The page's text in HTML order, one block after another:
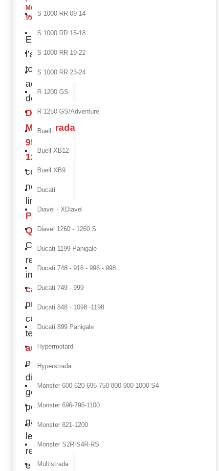
S 1000 RR 09-14
S 1000 RR 15-18
S 1000 RR 19-22
S 1000 RR 23-24
R 1200 GS
R 1250 GS/Adventure
Buell
Buell XB12
Buell XB9
Ducati
Diavel - XDiavel
Diavel 1260 - 1260 S
Ducati 1199 Panigale
Ducati 748 - 916 - 996 - 998
Ducati 749 - 999
Ducati 848 - 1098 -1198
Ducati 899 Panigale
Hypermotard
Hyperstrada
Monster 600-620-695-750-800-900-1000-S4
Monster 696-796-1100
Monster 821-1200
Monster S2R-S4R-RS
Multistrada
Multistrada
950 / 1260
Esalta
l’anima
touring e
adventure
della
Ducati
Multistrada
950 e
1260
con la
nostra
linea
Performance
Quality .
Componenti
realizzati
in
carbon ,
prodotti
con
tecnologia
autoclave
e stampi
di ultima
generazione
per
garantire
leggerezza,
resistenza
e finitura